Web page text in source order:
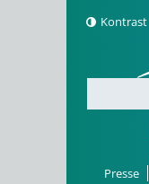
Kontrast
Presse